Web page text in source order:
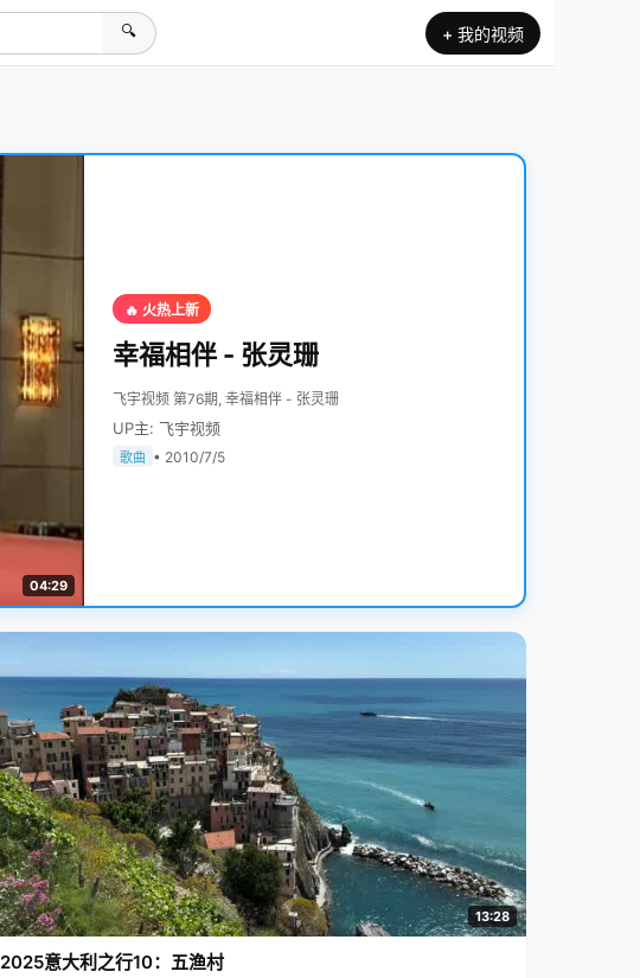
🔍 + 我的视频
04:29
🔥 火热上新
幸福相伴 - 张灵珊
飞宇视频 第76期, 幸福相伴 - 张灵珊
UP主: 飞宇视频
歌曲 • 2010/7/5
13:28
2025意大利之行10：五渔村